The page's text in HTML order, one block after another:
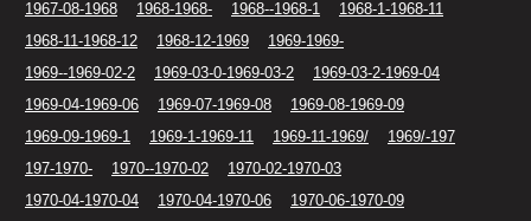
1967-08-1968
1968-1968- 1968--1968-1
1968-1-1968-11
1968-11-1968-12
1968-12-1969
1969-1969-
1969--1969-02-2
1969-03-0-1969-03-2
1969-03-2-1969-04
1969-04-1969-06
1969-07-1969-08
1969-08-1969-09
1969-09-1969-1
1969-1-1969-11 1969-11-1969/
1969/-197
197-1970-
1970--1970-02
1970-02-1970-03
1970-04-1970-04
1970-04-1970-06
1970-06-1970-09